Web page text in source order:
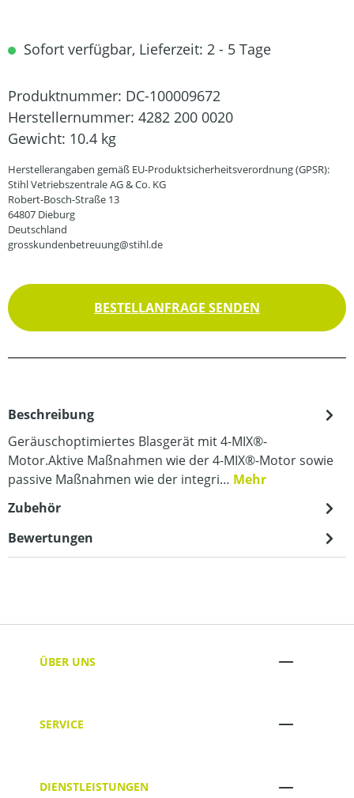
Sofort verfügbar, Lieferzeit: 2 - 5 Tage
Produktnummer: DC-100009672
Herstellernummer: 4282 200 0020
Gewicht: 10.4 kg
Herstellerangaben gemäß EU-Produktsicherheitsverordnung (GPSR):
Stihl Vetriebszentrale AG & Co. KG
Robert-Bosch-Straße 13
64807 Dieburg
Deutschland
grosskundenbetreuung@stihl.de
BESTELLANFRAGE SENDEN
Beschreibung
Geräuschoptimiertes Blasgerät mit 4-MIX®-
Motor.Aktive Maßnahmen wie der 4-MIX®-Motor sowie
passive Maßnahmen wie der integri… Mehr
Zubehör
Bewertungen
ÜBER UNS
SERVICE
DIENSTLEISTUNGEN